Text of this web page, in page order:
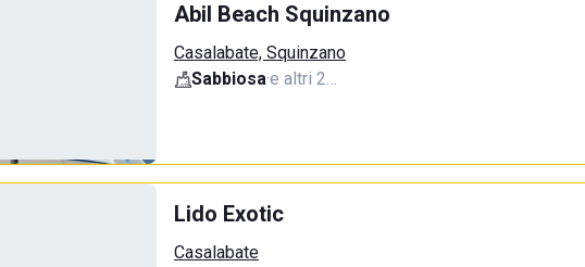
Abil Beach Squinzano
Casalabate, Squinzano
Sabbiosa·e altri 2…
Lido Exotic
Casalabate